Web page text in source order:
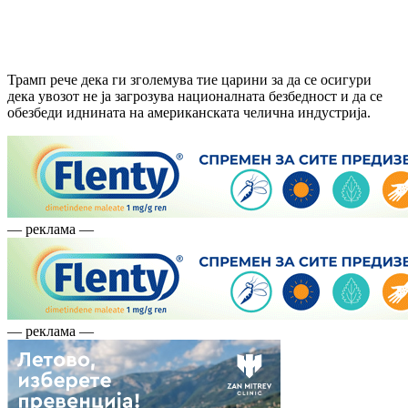
Трамп рече дека ги зголемува тие царини за да се осигури
дека увозот не ја загрозува националната безбедност и да се
обезбеди иднината на американската челична индустрија.
— реклама —
— реклама —